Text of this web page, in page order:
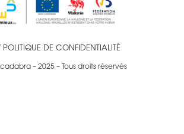
POLITIQUE DE CONFIDENTIALITÉ
– 2025 – Tous droits réservés